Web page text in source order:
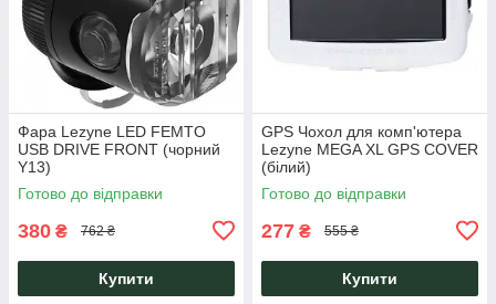
Фара Lezyne LED FEMTO
USB DRIVE FRONT (чорний
Y13)
Готово до відправки
380 ₴ 762 ₴
Купити
GPS Чохол для комп'ютера
Lezyne MEGA XL GPS COVER
(білий)
Готово до відправки
277 ₴ 555 ₴
Купити